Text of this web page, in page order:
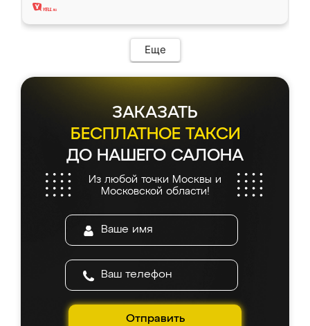
Еще
ЗАКАЗАТЬ
БЕСПЛАТНОЕ ТАКСИ
ДО НАШЕГО САЛОНА
Из любой точки Москвы и
Московской области!
Отправить